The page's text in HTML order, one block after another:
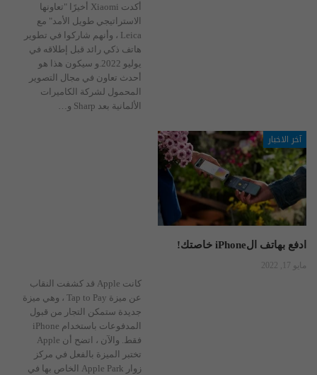
أكدت Xiaomi أخيرًا "تعاونها
الاستراتيجي طويل الأمد" مع
Leica ، وأنهم شاركوا في تطوير
هاتف ذكي رائد قبل إطلاقه في
يوليو 2022.و سيكون هذا هو
أحدث تعاون في مجال التصوير
المحمول لشركة الكاميرات
الألمانية بعد Sharp و
آخر الاخبار
ادفع بهاتف الiPhone خاصتك!
مايو 17, 2022
كانت Apple قد كشفت النقاب
عن ميزة Tap to Pay ، وهي ميزة
جديدة ستمكن التجار من قبول
المدفوعات باستخدام iPhone
فقط. والآن ، اتضح أن Apple
تختبر الميزة بالفعل في مركز
زوار Apple Park الخاص بها في